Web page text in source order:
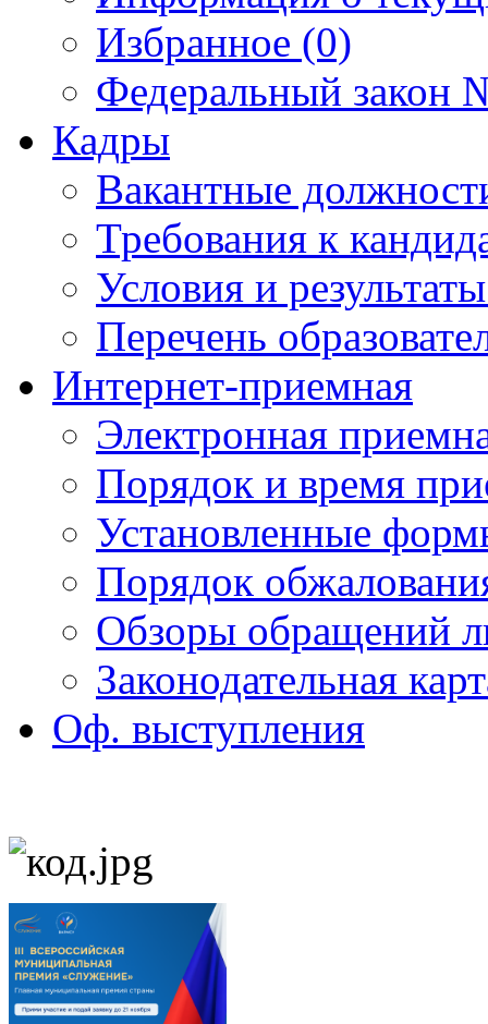
Избранное (0)
Федеральный закон
Кадры
Вакантные
Требования к
Условия и
Перечень
Интернет-приемная
Электронная
Порядок и время
Установленные
Порядок
Обзоры обращений
Законодательная
Оф. выступления